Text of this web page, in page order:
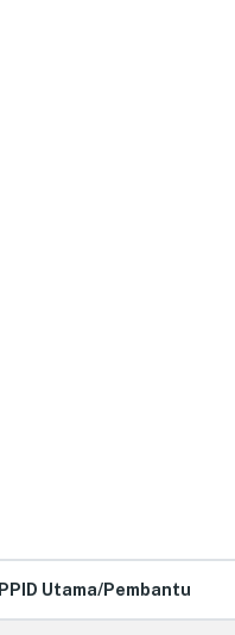
PPID Utama/Pembantu